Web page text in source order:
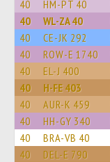
40 HM-PT 40
40 WL-ZA 40
40 CE-JK 292
40 ROW-E 1740
40 EL-J 400
40 H-FE 403
40 AUR-K 459
40 HH-GY 340
40 BRA-VB 40
40 DEL-E 790